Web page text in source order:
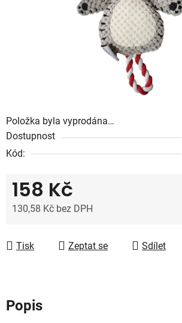
Položka byla vyprodána…
Dostupnost
Kód:
158 Kč
130,58 Kč bez DPH
Tisk
Zeptat se Sdílet
Popis